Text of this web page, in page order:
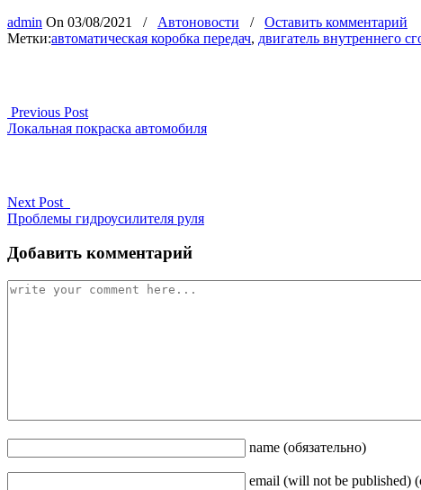
admin On 03/08/2021 / Автоновости / Оставить комментарий
Метки:автоматическая коробка передач, двигатель внутреннего
Previous Post
Локальная покраска автомобиля
Next Post
Проблемы гидроусилителя руля
Добавить комментарий
name (обязательно)
email (will not be published)